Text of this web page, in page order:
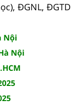
ĐGNL, ĐGTD
Nội
Nội